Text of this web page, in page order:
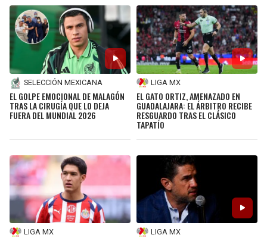
SELECCIÓN MEXICANA
EL GOLPE EMOCIONAL DE MALAGÓN
TRAS LA CIRUGÍA QUE LO DEJA
FUERA DEL MUNDIAL 2026
LIGA MX
EL GATO ORTIZ, AMENAZADO EN
GUADALAJARA: EL ÁRBITRO RECIBE
RESGUARDO TRAS EL CLÁSICO
TAPATÍO
LIGA MX LIGA MX